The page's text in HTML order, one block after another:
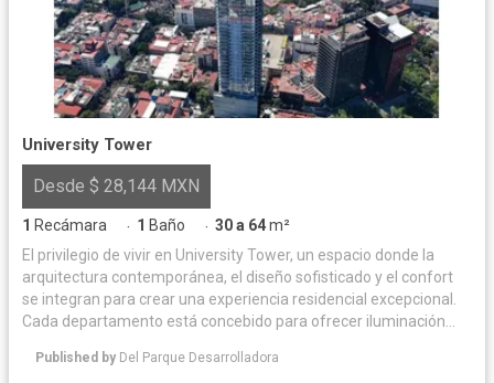
University Tower
Desde $ 28,144 MXN
1 Recámara · 1 Baño · 30 a 64m²
El privilegio de vivir en University Tower, un espacio donde la
arquitectura contemporánea, el diseño sofisticado y el confort
se integran para crear una experiencia residencial excepcional.
Cada departamento está concebido para ofrecer iluminación
perfecto entre elegancia y funcionalidad. Las amenidades han
Published by Del Parque Desarrolladora